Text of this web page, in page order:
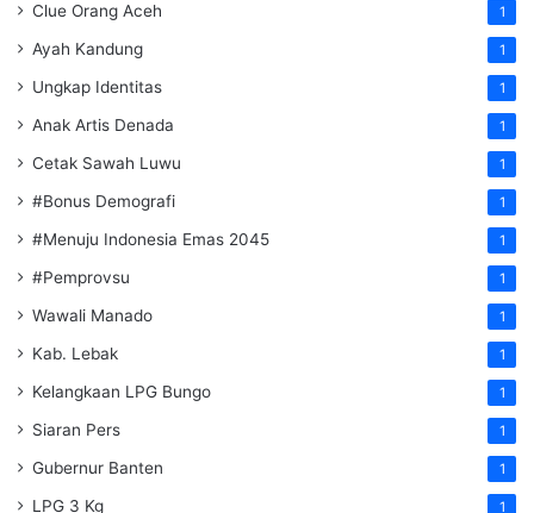
Clue Orang Aceh 1
Ayah Kandung 1
Ungkap Identitas 1
Anak Artis Denada 1
Cetak Sawah Luwu 1
#Bonus Demografi 1
#Menuju Indonesia Emas 2045 1
#Pemprovsu 1
Wawali Manado 1
Kab. Lebak 1
Kelangkaan LPG Bungo 1
Siaran Pers 1
Gubernur Banten 1
LPG 3 Kg 1